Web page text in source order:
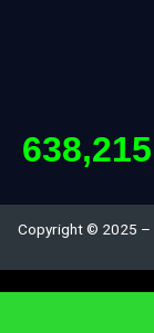
638,215
Copyright © 2025 –